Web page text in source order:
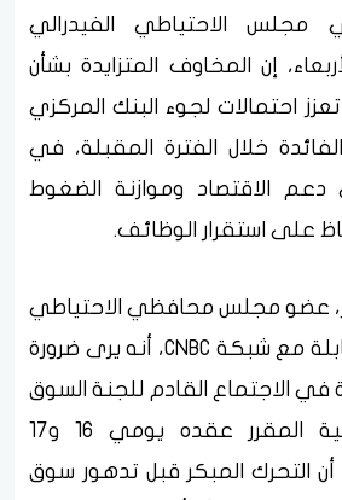
مجلس الاحتياطي الفيدرالي
إن المخاوف المتزايدة بشأن
احتمالات لجوء البنك المركزي
خلال الفترة المقبلة، في
الاقتصاد وموازنة الضغوط
على استقرار الوظائف.
عضو مجلس محافظي الاحتياطي
الفيدرالي، في مقابلة مع شبكة CNBC، أنه يرى ضرورة
في الاجتماع القادم للجنة السوق
المفتوحة الفيدرالية المقرر عقده يومي 16 و17
أن التحرك المبكر قبل تدهور سوق